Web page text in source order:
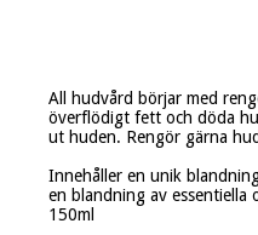
All hudvård börjar med
överflödigt fett och döda
ut huden. Rengör gärna
Innehåller en unik
en blandning av essentiella
150ml